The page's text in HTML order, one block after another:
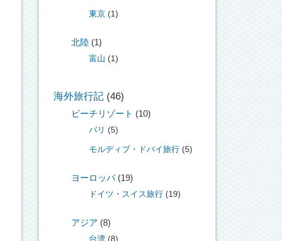
東京 (1)
北陸 (1)
富山 (1)
海外旅行記 (46)
ビーチリゾート (10)
バリ (5)
モルディブ・ドバイ旅行 (5)
ヨーロッパ(19)
ドイツ・スイス旅行 (19)
アジア (8)
台湾 (8)